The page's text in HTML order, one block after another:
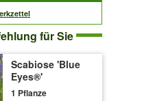
für Sie
Scabiose 'Blue
Eyes®'
1 Pflanze